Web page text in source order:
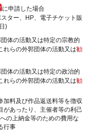
に申請した場合
ター、HP、電子チケット販
)
体の活動又は特定の宗教的
れらの外郭団体の活動又は勧
体の活動又は特定の政治的
れらの外郭団体の活動又は勧
加料及び作品返送料等を徴収
があったり、主催者等の利己
の上納金等のための費用な
行事